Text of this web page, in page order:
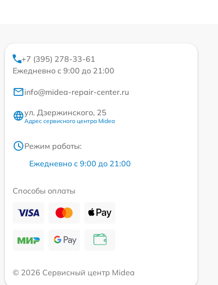
+7 (395) 278-33-61
Ежедневно с 9:00 до 21:00
info@midea-repair-center.ru
ул. Дзержинского, 25
Адрес сервисного центра Midea
Режим работы:
Ежедневно с 9:00 до 21:00
Способы оплаты
© 2026 Сервисный центр Midea